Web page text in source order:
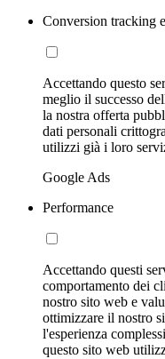
Conversion tracking
Accettando questo
meglio il successo
la nostra offerta
dati personali
utilizzi già i loro
Google Ads
Performance
Accettando questi
comportamento dei
nostro sito web e
ottimizzare il nostro
l'esperienza
questo sito web